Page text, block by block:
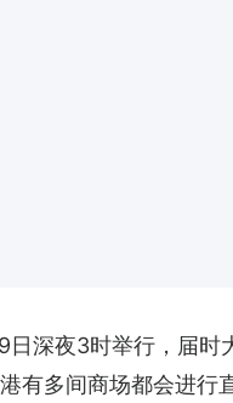
深夜3时举行，届时
有多间商场都会进行